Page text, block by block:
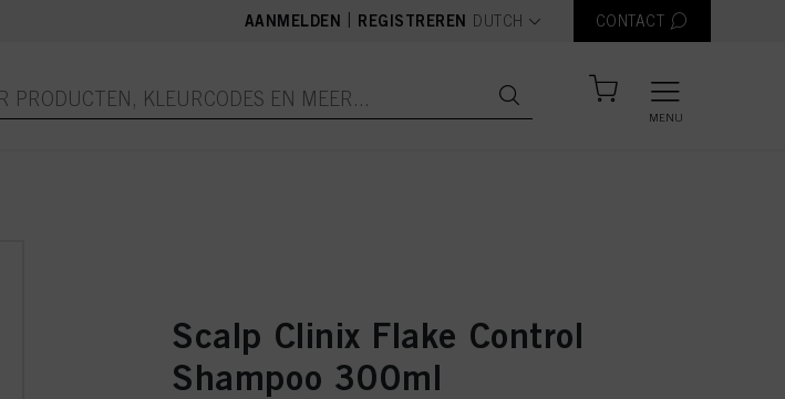
AANMELDEN REGISTREREN text.language
DUTCH CONTACT
MENU
Scalp Clinix Flake Control
Shampoo 300ml